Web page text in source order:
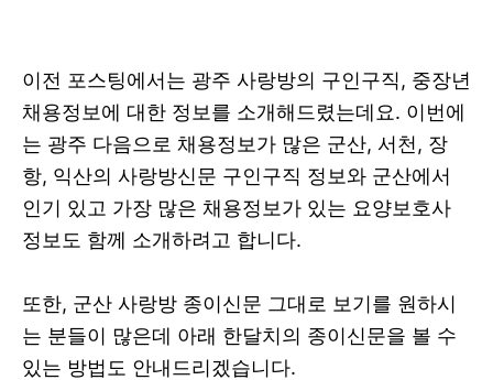
이전 포스팅에서는 광주 사랑방의 구인구직, 중장년
채용정보에 대한 정보를 소개해드렸는데요. 이번에
는 광주 다음으로 채용정보가 많은 군산, 서천, 장
항, 익산의 사랑방신문 구인구직 정보와 군산에서
인기 있고 가장 많은 채용정보가 있는 요양보호사
정보도 함께 소개하려고 합니다.
또한, 군산 사랑방 종이신문 그대로 보기를 원하시
는 분들이 많은데 아래 한달치의 종이신문을 볼 수
있는 방법도 안내드리겠습니다.